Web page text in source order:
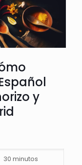
y
30 minutos